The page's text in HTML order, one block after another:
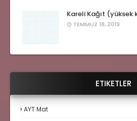
Kareli Kağıt
TEMMUZ 18, 2019
ETIKETLER
AYT Mat